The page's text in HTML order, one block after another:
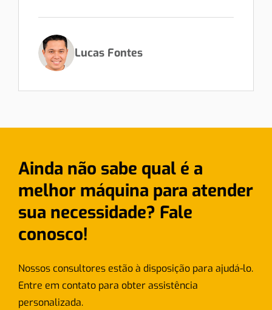
Lucas Fontes
Ainda não sabe qual é a
melhor máquina para atender
sua necessidade? Fale
conosco!
Nossos consultores estão à disposição para ajudá-lo.
Entre em contato para obter assistência
personalizada.